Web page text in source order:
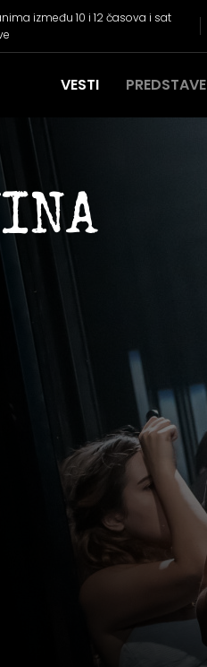
između 10 i 12 časova i sat
VESTI PREDSTAVE